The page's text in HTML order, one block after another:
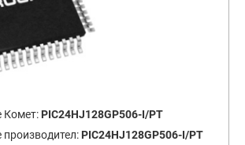
Комет: PIC24HJ128GP506-I/PT
PIC24HJ128GP506-I/PT